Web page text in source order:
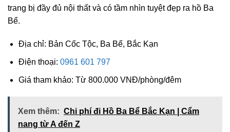
trang bị đầy đủ nội thất và có tầm nhìn tuyệt đẹp ra hồ Ba
Bể.
Địa chỉ: Bản Cốc Tộc, Ba Bể, Bắc Kạn
Điện thoại: 0961 601 797
Giá tham khảo: Từ 800.000 VNĐ/phòng/đêm
Xem thêm: Chi phí đi Hồ Ba Bể Bắc Kạn | Cẩm
nang từ A đến Z